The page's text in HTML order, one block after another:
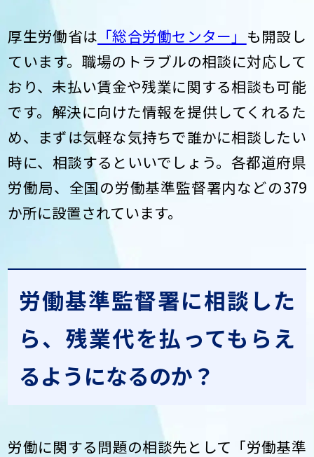
厚生労働省は 「総合労働センター」 も開設し
ています。職場のトラブルの相談に対応して
おり、未払い賃金や残業に関する相談も可能
です。解決に向けた情報を提供してくれるた
め、まずは気軽な気持ちで誰かに相談したい
時に、相談するといいでしょう。各都道府県
労働局、全国の労働基準監督署内などの379
か所に設置されています。
労働基準監督署に相談した
ら、残業代を払ってもらえ
るようになるのか？
労働に関する問題の相談先として「労働基準